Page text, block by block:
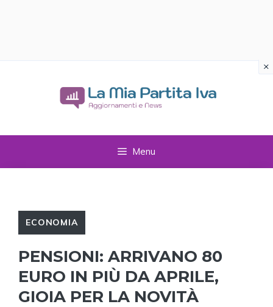
Menu
ECONOMIA
PENSIONI: ARRIVANO 80
EURO IN PIÙ DA APRILE,
GIOIA PER LA NOVITÀ
×